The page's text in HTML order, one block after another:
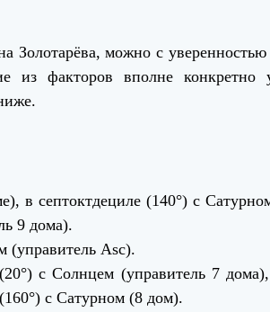
Золотарёва, можно с
из факторов вполне конкретно
в септоктдециле (140°) с
9 дома).
(управитель Asc).
с Солнцем (управитель 7
с Сатурном (8 дом).